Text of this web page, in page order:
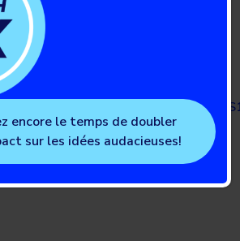
in type 1 diabetes: population
the BETTER patient engagement
and baseline
Canadian journal of diabetes
article/
4/fulltext
encore le temps de doubler
sur les idées audacieuses!